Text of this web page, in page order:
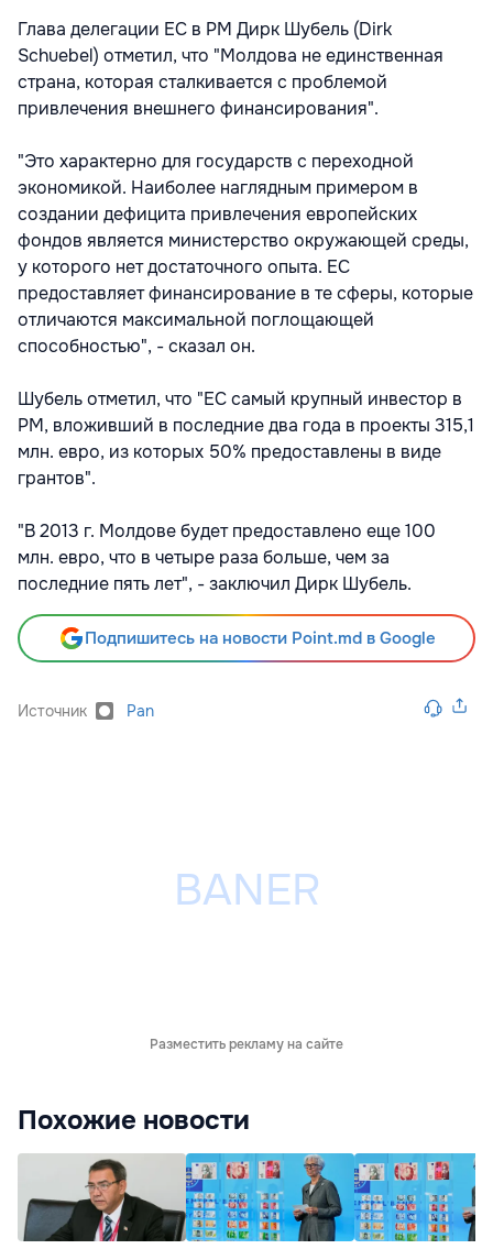
Глава делегации ЕС в РМ Дирк Шубель (Dirk
Schuebel) отметил, что "Молдова не единственная
страна, которая сталкивается с проблемой
привлечения внешнего финансирования".
"Это характерно для государств с переходной
экономикой. Наиболее наглядным примером в
создании дефицита привлечения европейских
фондов является министерство окружающей среды,
у которого нет достаточного опыта. ЕС
предоставляет финансирование в те сферы, которые
отличаются максимальной поглощающей
способностью", - сказал он.
Шубель отметил, что "ЕС самый крупный инвестор в
РМ, вложивший в последние два года в проекты 315,1
млн. евро, из которых 50% предоставлены в виде
грантов".
"В 2013 г. Молдове будет предоставлено еще 100
млн. евро, что в четыре раза больше, чем за
последние пять лет", - заключил Дирк Шубель.
Подпишитесь на новости Point.md в Google
Источник Pan
Разместить рекламу на сайте
Похожие новости